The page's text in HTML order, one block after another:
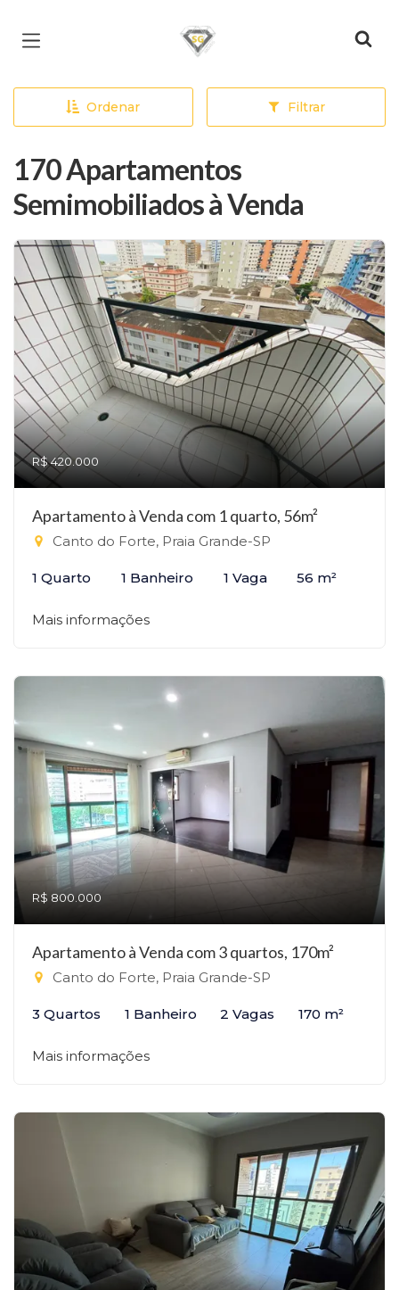
Página inicial
Ordenar Filtrar
170 Apartamentos
Semimobiliados à Venda
R$ 420.000
Apartamento à Venda com 1 quarto, 56m²
Canto do Forte, Praia Grande-SP
1 Quarto 1 Banheiro 1 Vaga 56 m²
Mais informações
R$ 800.000
Apartamento à Venda com 3 quartos, 170m²
Canto do Forte, Praia Grande-SP
3 Quartos 1 Banheiro 2 Vagas 170 m²
Mais informações